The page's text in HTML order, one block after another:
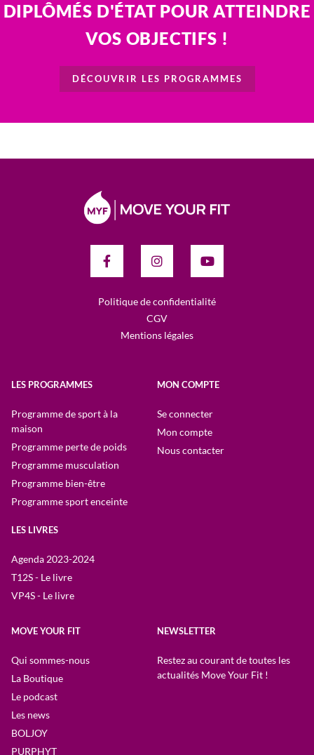
DIPLÔMÉS D'ÉTAT POUR ATTEINDRE
VOS OBJECTIFS !
DÉCOUVRIR LES PROGRAMMES
Politique de confidentialité
CGV
Mentions légales
LES PROGRAMMES
Programme de sport à la
maison
Programme perte de poids
Programme musculation
Programme bien-être
Programme sport enceinte
LES LIVRES
Agenda 2023-2024
T12S - Le livre
VP4S - Le livre
MON COMPTE
Se connecter
Mon compte
Nous contacter
MOVE YOUR FIT
Qui sommes-nous
La Boutique
Le podcast
Les news
BOLJOY
PURPHYT
NEWSLETTER
Restez au courant de toutes les
actualités Move Your Fit !